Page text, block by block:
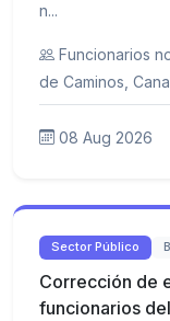
n...
Funcionarios
de Caminos,
08 Aug 2026
Sector Público
Corrección de
funcionarios